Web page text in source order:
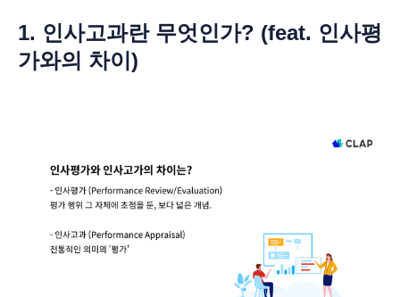
1. 인사고과란 무엇인가? (feat. 인사평
가와의 차이)